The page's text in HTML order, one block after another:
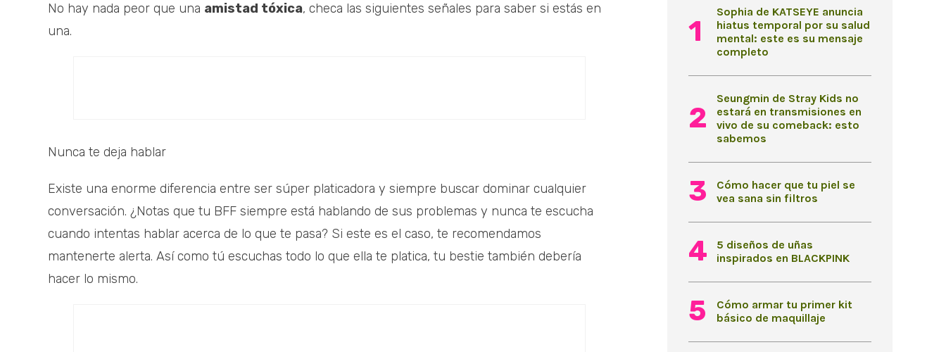
No hay nada peor que una amistad tóxica, checa las siguientes señales para saber si estás en
una.
Nunca te deja hablar
Existe una enorme diferencia entre ser súper platicadora y siempre buscar dominar cualquier
conversación. ¿Notas que tu BFF siempre está hablando de sus problemas y nunca te escucha
cuando intentas hablar acerca de lo que te pasa? Si este es el caso, te recomendamos
mantenerte alerta. Así como tú escuchas todo lo que ella te platica, tu bestie también debería
hacer lo mismo.
Sophia de KATSEYE anuncia
hiatus temporal por su salud
mental: este es su mensaje
completo
Seungmin de Stray Kids no
estará en transmisiones en
vivo de su comeback: esto
sabemos
Cómo hacer que tu piel se
vea sana sin filtros
5 diseños de uñas
inspirados en BLACKPINK
Cómo armar tu primer kit
básico de maquillaje